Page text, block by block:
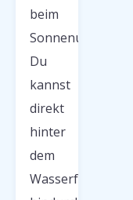
beim
Sonnenuntergang.
Du
kannst
direkt
hinter
dem
Wasserfall